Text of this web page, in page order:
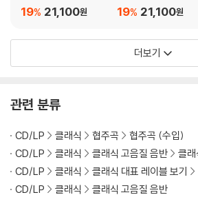
es of Exile) [SACD H
21,100원
19%
ski: Mythes - Music
21,100원
19%
더보기
관련 분류
CD/LP 클래식 협주곡
협주곡 (수입)
CD/LP
클래식 클래식 고음질 음반
클
CD/LP
클래식 클래식 대표 레이블 보기
CD/LP
클래식 클래식 고음질 음반